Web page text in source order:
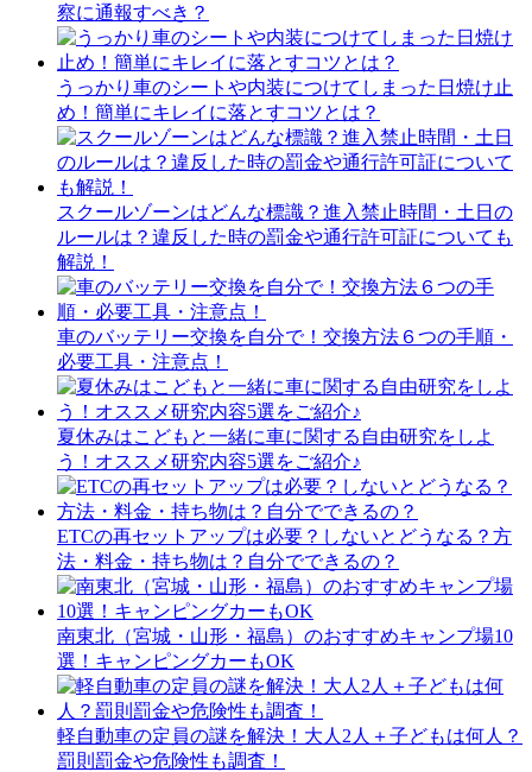
察に通報すべき？
うっかり車のシートや内装につけてしまった日焼け止
め！簡単にキレイに落とすコツとは？
スクールゾーンはどんな標識？進入禁止時間・土日の
ルールは？違反した時の罰金や通行許可証についても
解説！
車のバッテリー交換を自分で！交換方法６つの手順・
必要工具・注意点！
夏休みはこどもと一緒に車に関する自由研究をしよ
う！オススメ研究内容5選をご紹介♪
ETCの再セットアップは必要？しないとどうなる？方
法・料金・持ち物は？自分でできるの？
南東北（宮城・山形・福島）のおすすめキャンプ場10
選！キャンピングカーもOK
軽自動車の定員の謎を解決！大人2人＋子どもは何人？
罰則罰金や危険性も調査！